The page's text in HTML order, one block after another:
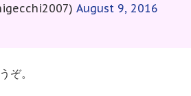
August 9, 2016
ぞ。